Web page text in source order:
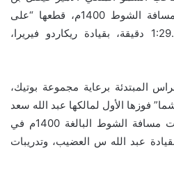
خالد بن عبد العزيز. وبلغت مسافة الشوط 1400م، قطعها “على
مهلك” في زمن قدره 1:29.944 دقيقة، بقيادة ريكاردو فيريرا،
المبتدئة برعاية مجموعة بوتيك،
فوزها الأول لمالكها عبد الله سعد
عبد الله التويجري، بعدما أنهت مسافة الشوط البالغة 1400م في
دقيقة، بقيادة عبد الله س العضيب، وتدريبات